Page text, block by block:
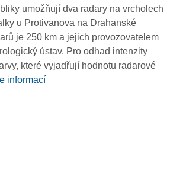
umožňují dva radary na vrcholech
u Protivanova na Drahanské
je 250 km a jejich provozovatelem
ústav. Pro odhad intenzity
které vyjadřují hodnotu radarové
informací